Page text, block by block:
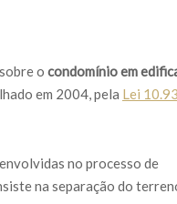
o condomínio em
em 2004, pela Lei
no processo de
na separação do